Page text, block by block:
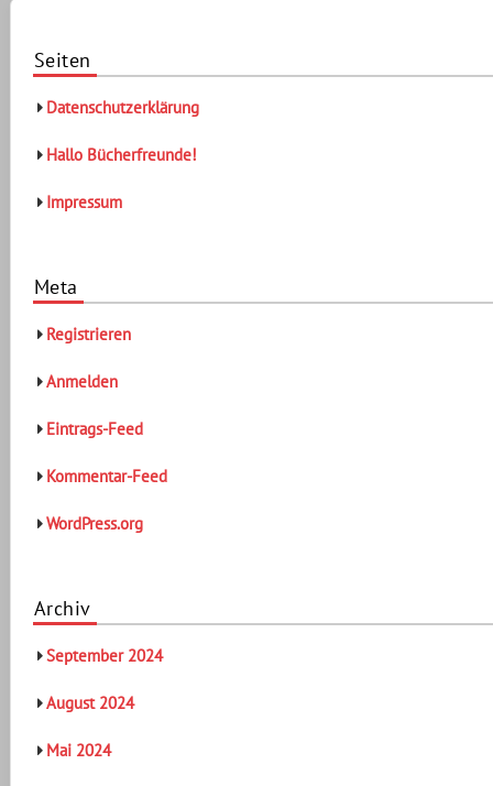
Seiten
Datenschutzerklärung
Hallo Bücherfreunde!
Impressum
Meta
Registrieren
Anmelden
Eintrags-Feed
Kommentar-Feed
WordPress.org
Archiv
September 2024
August 2024
Mai 2024